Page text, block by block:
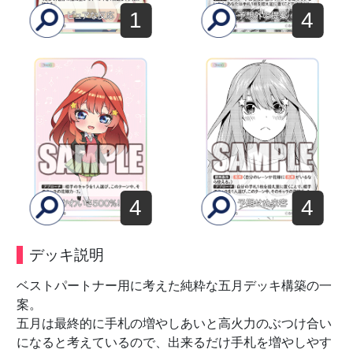
1 4
4 4
デッキ説明
ベストパートナー用に考えた純粋な五月デッキ構築の一
案。
五月は最終的に手札の増やしあいと高火力のぶつけ合い
になると考えているので、出来るだけ手札を増やしやす